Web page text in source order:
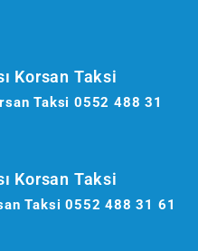
Korsan Taksi
Taksi 0552 488 31
Korsan Taksi
Taksi 0552 488 31 61